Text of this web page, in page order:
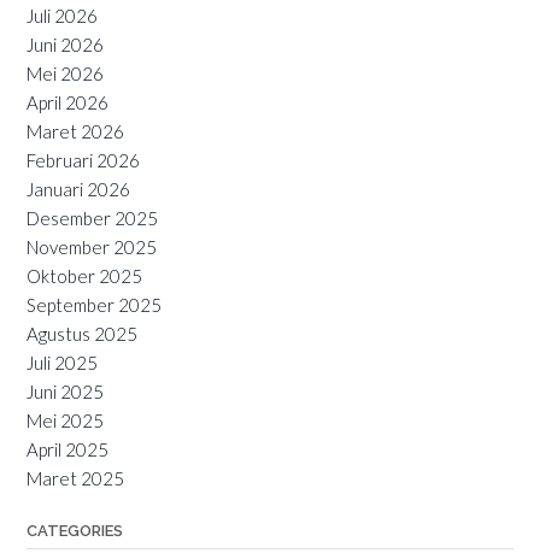
Juli 2026
Juni 2026
Mei 2026
April 2026
Maret 2026
Februari 2026
Januari 2026
Desember 2025
November 2025
Oktober 2025
September 2025
Agustus 2025
Juli 2025
Juni 2025
Mei 2025
April 2025
Maret 2025
CATEGORIES